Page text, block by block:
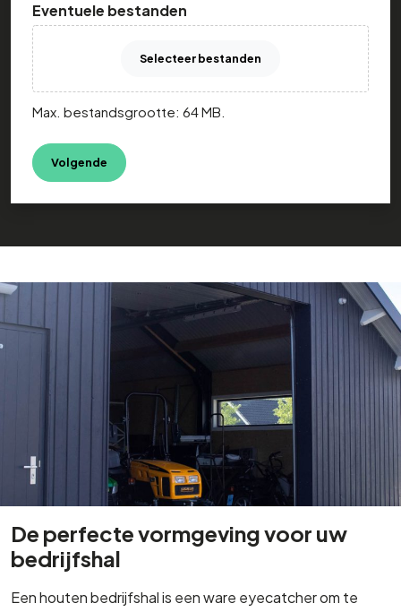
Eventuele bestanden
Selecteer bestanden
Max. bestandsgrootte: 64 MB.
De perfecte vormgeving voor uw
bedrijfshal
Een houten bedrijfshal is een ware eyecatcher om te